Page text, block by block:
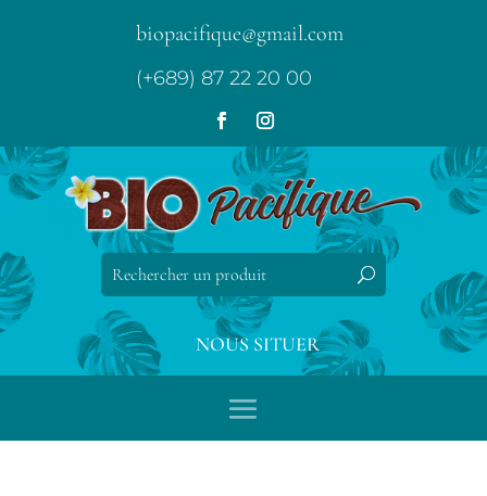
biopacifique@gmail.com
(+689) 87 22 20 00
NOUS SITUER